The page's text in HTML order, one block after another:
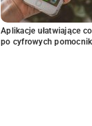
Aplikacje ułatwiające
po cyfrowych